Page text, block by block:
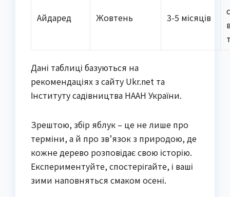
Айдаред Жовтень 3-5 місяців
Дані таблиці базуються на
рекомендаціях з сайту Ukr.net та
Інституту садівництва НААН України.
Зрештою, збір яблук – це не лише про
терміни, а й про зв’язок з природою, де
кожне дерево розповідає свою історію.
Експериментуйте, спостерігайте, і ваші
зими наповняться смаком осені.